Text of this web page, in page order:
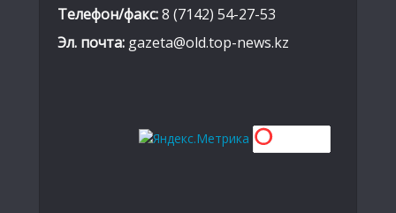
Телефон/факс:8 (7142) 54-27-53
Эл. почта: gazeta@old.top-news.kz